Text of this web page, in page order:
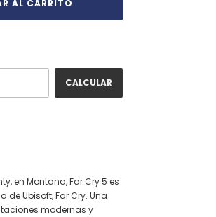
CALCULAR
en Montana, Far Cry 5 es
Ubisoft, Far Cry. Una
modernas y